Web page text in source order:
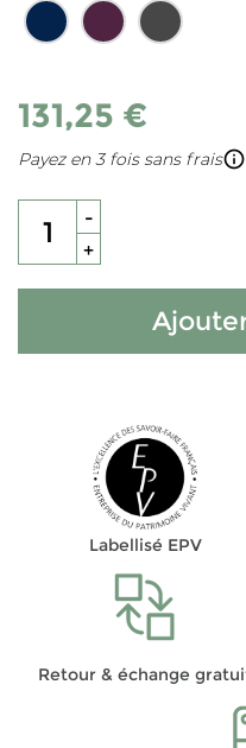
131,25 €
Payez en 3 fois sans fraisinfo_outline
-
+
Labellisé EPV
Retour & échange